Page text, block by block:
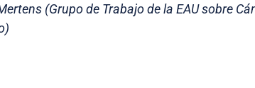
(Grupo de Trabajo de la EAU sobre